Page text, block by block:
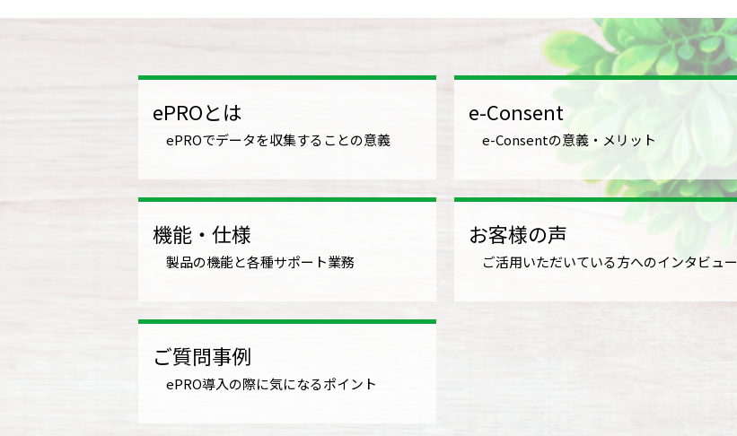
ePROとは
ePROでデータを収集することの意義
e-Consent
e-Consentの意義・メリット
機能・仕様
製品の機能と各種サポート業務
お客様の声
ご活用いただいている方へのインタビュー
ご質問事例
ePRO導入の際に気になるポイント